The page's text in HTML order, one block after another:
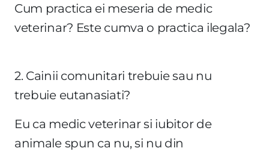
Cum practica ei meseria de medic
veterinar? Este cumva o practica ilegala?
2. Cainii comunitari trebuie sau nu
trebuie eutanasiati?
Eu ca medic veterinar si iubitor de
animale spun ca nu, si nu din